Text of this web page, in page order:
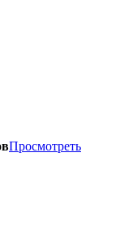
Просмотреть